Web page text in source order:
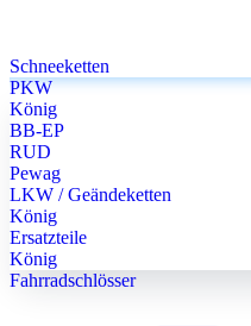
Schneeketten
PKW
König
BB-EP
RUD
Pewag
LKW / Geändeketten
König
Ersatzteile
König
Fahrradschlösser